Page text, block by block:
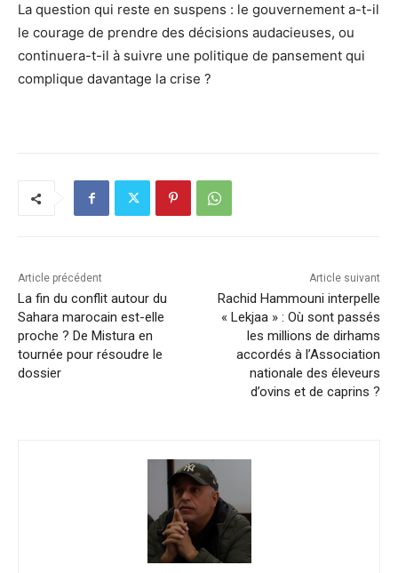
La question qui reste en suspens : le gouvernement a-t-il
le courage de prendre des décisions audacieuses, ou
continuera-t-il à suivre une politique de pansement qui
complique davantage la crise ?
Article précédent
La fin du conflit autour du
Sahara marocain est-elle
proche ? De Mistura en
tournée pour résoudre le
dossier
Article suivant
Rachid Hammouni interpelle
« Lekjaa » : Où sont passés
les millions de dirhams
accordés à l’Association
nationale des éleveurs
d’ovins et de caprins ?